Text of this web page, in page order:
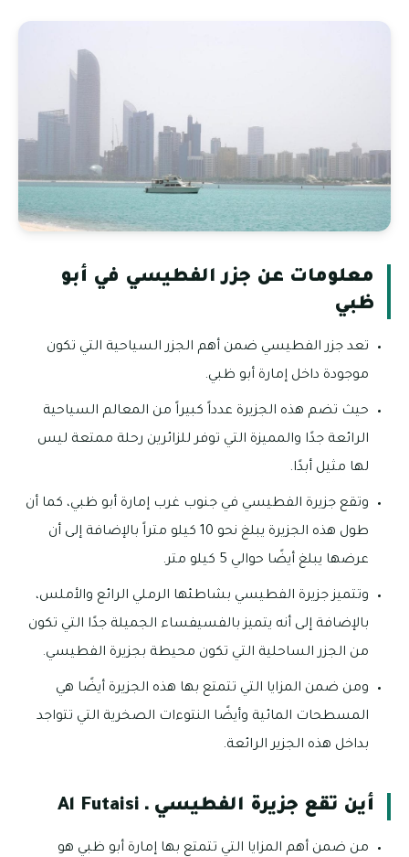
معلومات عن جزر الفطيسي في أبو
ظبي
تعد جزر الفطيسي ضمن أهم الجزر السياحية التي تكون
موجودة داخل إمارة أبو ظبي.
حيث تضم هذه الجزيرة عدداً كبيراً من المعالم السياحية
الرائعة جدًا والمميزة التي توفر للزائرين رحلة ممتعة ليس
لها مثيل أبدًا.
وتقع جزيرة الفطيسي في جنوب غرب إمارة أبو ظبي، كما أن
طول هذه الجزيرة يبلغ نحو 10 كيلو متراً بالإضافة إلى أن
عرضها يبلغ أيضًا حوالي 5 كيلو متر.
وتتميز جزيرة الفطيسي بشاطئها الرملي الرائع والأملس،
بالإضافة إلى أنه يتميز بالفسيفساء الجميلة جدًا التي تكون
من الجزر الساحلية التي تكون محيطة بجزيرة الفطيسي.
ومن ضمن المزايا التي تتمتع بها هذه الجزيرة أيضًا هي
المسطحات المائية وأيضًا النتوءات الصخرية التي تتواجد
بداخل هذه الجزير الرائعة.
أين تقع جزيرة الفطيسي ـ Al Futaisi
من ضمن أهم المزايا التي تتمتع بها إمارة أبو ظبي هو